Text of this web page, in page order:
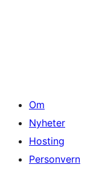
Om
Nyheter
Hosting
Personvern